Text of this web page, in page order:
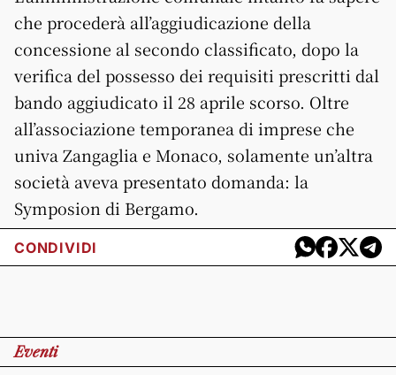
che procederà all’aggiudicazione della
concessione al secondo classificato, dopo la
verifica del possesso dei requisiti prescritti dal
bando aggiudicato il 28 aprile scorso. Oltre
all’associazione temporanea di imprese che
univa Zangaglia e Monaco, solamente un’altra
società aveva presentato domanda: la
Symposion di Bergamo.
CONDIVIDI
Eventi